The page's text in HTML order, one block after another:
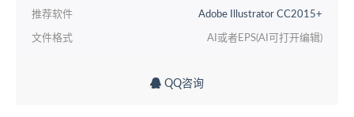
推荐软件 Adobe Illustrator CC2015+
文件格式 AI或者EPS(AI可打开编辑)
QQ咨询